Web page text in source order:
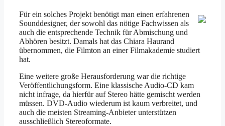
Für ein solches Projekt benötigt man einen erfahrenen
Sounddesigner, der sowohl das nötige Fachwissen als
auch die entsprechende Technik für Abmischung und
Abhören besitzt. Damals hat das Chiara Haurand
übernommen, die Filmton an einer Filmakademie studiert
hat.
Eine weitere große Herausforderung war die richtige
Veröffentlichungsform. Eine klassische Audio-CD kam
nicht infrage, da hierfür auf Stereo hätte gemischt werden
müssen. DVD-Audio wiederum ist kaum verbreitet, und
auch die meisten Streaming-Anbieter unterstützen
ausschließlich Stereoformate.